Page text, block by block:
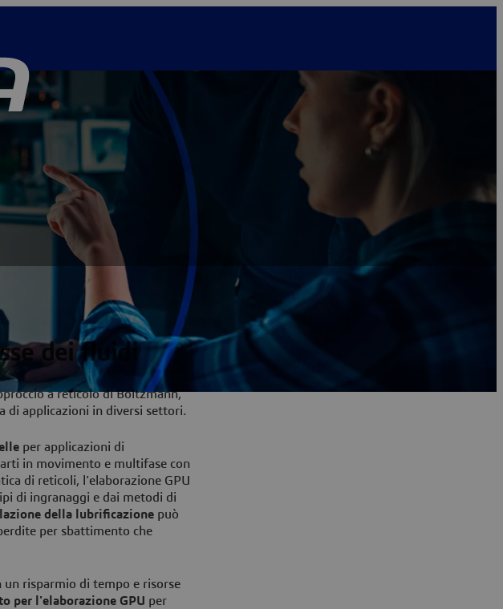
dei fluidi
a reticolo di Boltzmann,
di applicazioni in diversi settori.
per applicazioni di
in movimento e multifase con
di reticoli, l'elaborazione GPU
di ingranaggi e dai metodi di
della lubrificazione può
per sbattimento che
risparmio di tempo e risorse
per l'elaborazione GPU per